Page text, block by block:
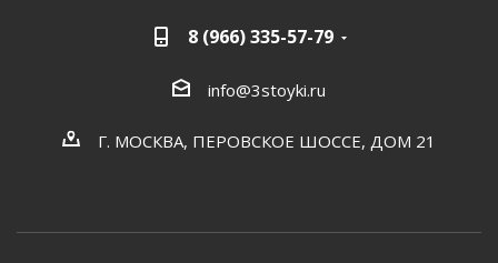
8 (966) 335-57-79
info@3stoyki.ru
Г. МОСКВА, ПЕРОВСКОЕ ШОССЕ, ДОМ 21